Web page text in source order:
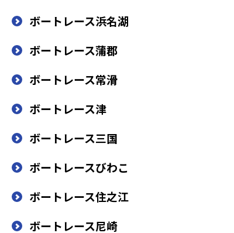
ボートレース浜名湖
ボートレース蒲郡
ボートレース常滑
ボートレース津
ボートレース三国
ボートレースびわこ
ボートレース住之江
ボートレース尼崎